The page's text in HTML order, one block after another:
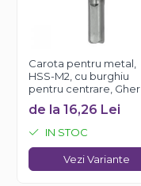
Carota pentru metal,
HSS-M2, cu burghiu
pentru centrare, Gher
de la 16,26 Lei
IN STOC
Vezi Variante